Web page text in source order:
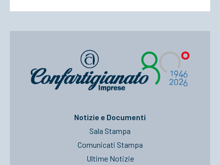
Notizie e Documenti
Sala Stampa
Comunicati Stampa
Ultime Notizie